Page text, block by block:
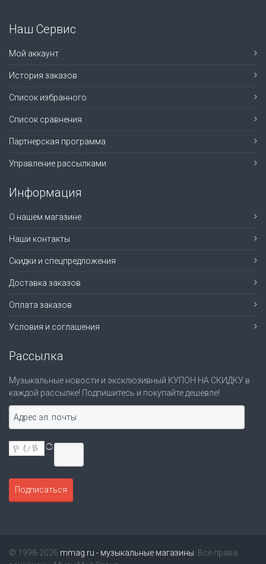
Наш Сервис
Мой аккаунт
История заказов
Список избранного
Список сравнения
Партнерская программа
Управление рассылками
Информация
О нашем магазине
Наши контакты
Скидки и спецпредложения
Доставка заказов
Оплата заказов
Условия и соглашения
Рассылка
Музыкальные новости и эксклюзивный КУПОН НА СКИДКУ в
каждой рассылке! Подпишитесь и покупайте дешевле!
© 1998-2026 mmag.ru - музыкальные магазины . Все права